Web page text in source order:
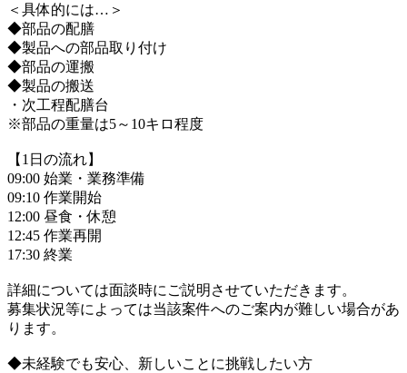
＜具体的には…＞
◆部品の配膳
◆製品への部品取り付け
◆部品の運搬
◆製品の搬送
・次工程配膳台
※部品の重量は5～10キロ程度
【1日の流れ】
09:00 始業・業務準備
09:10 作業開始
12:00 昼食・休憩
12:45 作業再開
17:30 終業
詳細については面談時にご説明させていただきます。
募集状況等によっては当該案件へのご案内が難しい場合があ
ります。
◆未経験でも安心、新しいことに挑戦したい方